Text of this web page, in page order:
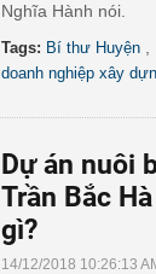
Nghĩa Hành nói.
Tags: Bí thư Huyện
doanh nghiệp xây
Dự án nuôi
Trần Bắc
gì?
14/12/2018 10:26:13